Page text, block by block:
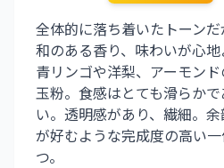
全体的に落ち着いたトーン
和のある香り、味わいが心地
青リンゴや洋梨、アーモン
玉粉。食感はとても滑らか
い。透明感があり、繊細。
が好むような完成度の高い
つ。